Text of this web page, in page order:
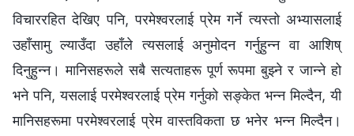
विचाररहित देखिए पनि, परमेश्‍वरलाई प्रेम गर्ने त्यस्तो अभ्यासलाई
उहाँसामु ल्याउँदा उहाँले त्यसलाई अनुमोदन गर्नुहुन्‍न वा आशिष्‌
दिनुहुन्‍न। मानिसहरूले सबै सत्यताहरू पूर्ण रूपमा बुझ्ने र जान्‍ने हो
भने पनि, यसलाई परमेश्‍वरलाई प्रेम गर्नुको सङ्केत भन्‍न मिल्दैन, यी
मानिसहरूमा परमेश्‍वरलाई प्रेम वास्तविकता छ भनेर भन्‍न मिल्दैन।